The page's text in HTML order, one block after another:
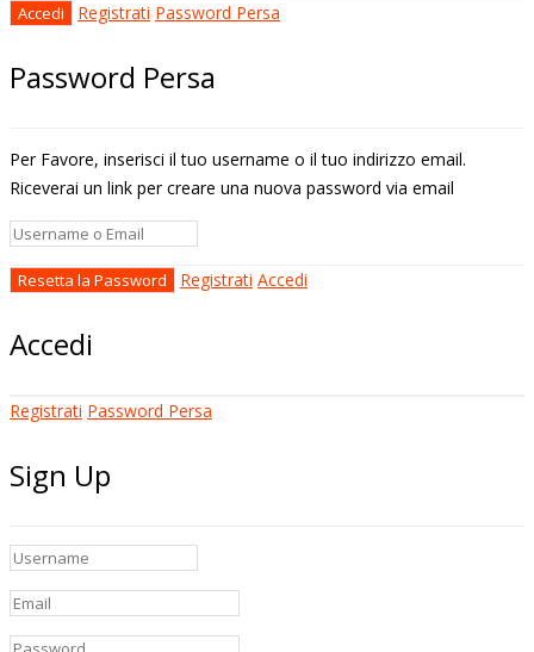
Registrati Password Persa
Password Persa
Per Favore, inserisci il tuo username o il tuo indirizzo email.
Riceverai un link per creare una nuova password via email
Registrati Accedi
Accedi
Registrati Password Persa
Sign Up